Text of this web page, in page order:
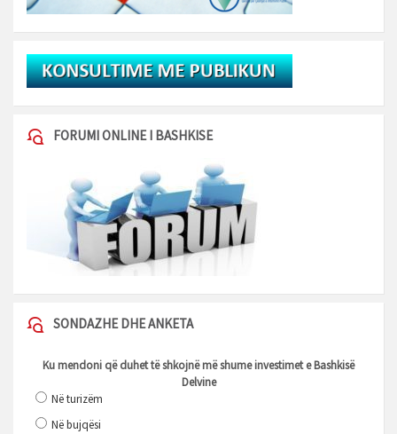
FORUMI ONLINE I BASHKISE
SONDAZHE DHE ANKETA
Ku mendoni që duhet të shkojnë më shume investimet e Bashkisë
Delvine
Në turizëm
Në bujqësi